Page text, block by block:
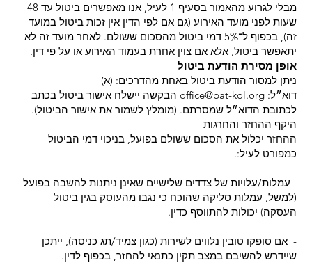
מבלי לגרוע מהאמור בסעיף 1 לעיל, אנו מאפשרים ביטול עד 48
שעות לפני מועד האירוע (גם אם לפי הדין אין זכות ביטול במועד
זה), בכפוף ל־5% דמי ביטול מהסכום ששולם. לאחר מועד זה לא
יתאפשר ביטול, אלא אם צוין אחרת בעמוד האירוע או על פי דין.
אופן מסירת הודעת ביטול
ניתן למסור הודעת ביטול באחת מהדרכים: (א)
דוא״ל:‫ office@bat-kol.org הבקשה יישלח אישור ביטול בכתב
לכתובת הדוא״ל שמסרתם. (מומלץ לשמור את אישור הביטול).
היקף ההחזר והחרגות
ההחזר יכלול את הסכום ששולם בפועל, בניכוי דמי הביטול
כמפורט לעיל:.
- עמלות/עלויות של צדדים שלישיים שאינן ניתנות להשבה בפועל
(למשל, עמלות סליקה שהוכח כי נגבו מהעוסק בגין ביטול
העסקה) יכולות להתווסף כדין.
- אם סופקו טובין נלווים לשירות (כגון צמיד/תג כניסה), ייתכן
שיידרש להשיבם במצב תקין כתנאי להחזר, בכפוף לדין.